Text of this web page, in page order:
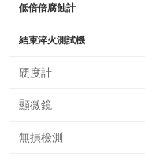
低倍倍腐蝕計
結束淬火測試機
硬度計
顯微鏡
無損檢測